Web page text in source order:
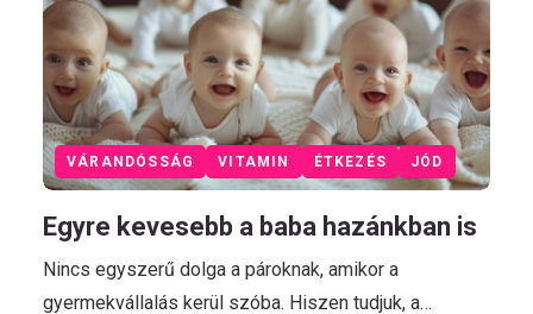
VÁRANDÓSSÁG VITAMIN ÉTKEZÉS JÓD
Egyre kevesebb a baba hazánkban is
Nincs egyszerű dolga a pároknak, amikor a
gyermekvállalás kerül szóba. Hiszen tudjuk, a…